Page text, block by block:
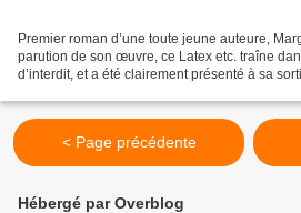
Premier roman d’une toute jeune auteure,
parution de son œuvre, ce Latex etc. traîne
d’interdit, et a été clairement présenté à sa
< Page précédente
Hébergé par Overblog